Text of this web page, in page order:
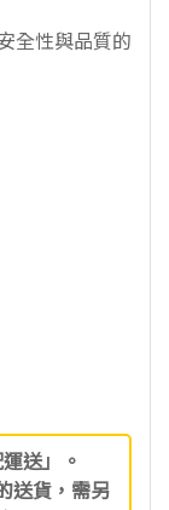
全性與品質的
送」。
送貨，需另